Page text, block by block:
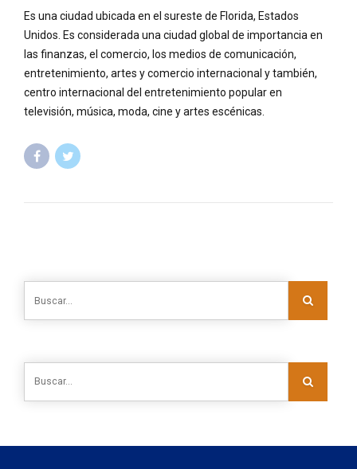
Es una ciudad ubicada en el sureste de Florida, Estados
Unidos. Es considerada una ciudad global de importancia en
las finanzas, el comercio, los medios de comunicación,
entretenimiento, artes y comercio internacional y también,
centro internacional del entretenimiento popular en
televisión, música, moda, cine y artes escénicas.